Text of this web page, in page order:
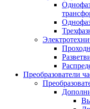
Преобразователи